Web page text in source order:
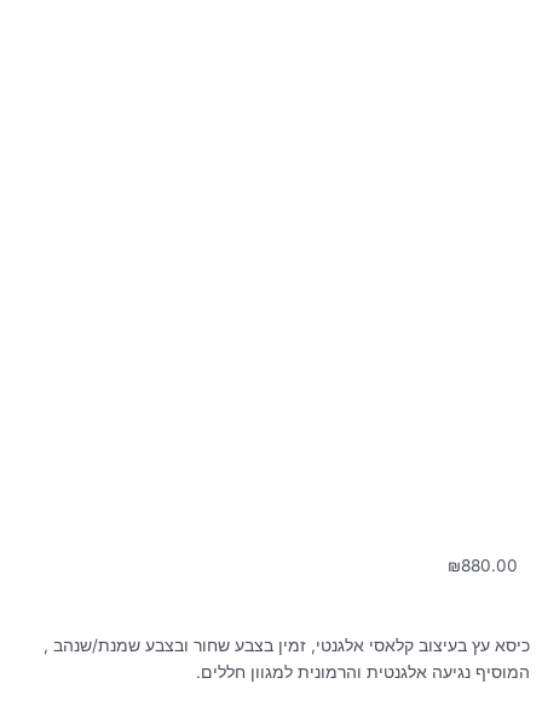
₪880.00
כיסא עץ בעיצוב קלאסי אלגנטי, זמין בצבע שחור ובצבע שמנת/שנהב ,
המוסיף נגיעה אלגנטית והרמונית למגוון חללים.